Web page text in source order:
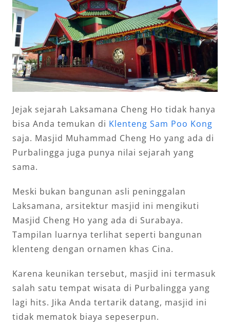
Jejak sejarah Laksamana Cheng Ho tidak hanya
bisa Anda temukan di Klenteng Sam Poo Kong
saja. Masjid Muhammad Cheng Ho yang ada di
Purbalingga juga punya nilai sejarah yang
sama.
Meski bukan bangunan asli peninggalan
Laksamana, arsitektur masjid ini mengikuti
Masjid Cheng Ho yang ada di Surabaya.
Tampilan luarnya terlihat seperti bangunan
klenteng dengan ornamen khas Cina.
Karena keunikan tersebut, masjid ini termasuk
salah satu tempat wisata di Purbalingga yang
lagi hits. Jika Anda tertarik datang, masjid ini
tidak mematok biaya sepeserpun.